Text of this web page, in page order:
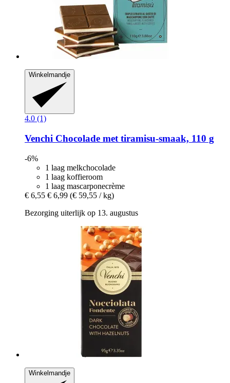
Winkelmandje
4.0 (1)
Venchi Chocolade met tiramisu-​smaak, 110 g
-6%
1 laag melkchocolade
1 laag koffieroom
1 laag mascarponecrème
€ 6,55 € 6,99 (€ 59,55 / kg)
Bezorging uiterlijk op 13. augustus
Winkelmandje